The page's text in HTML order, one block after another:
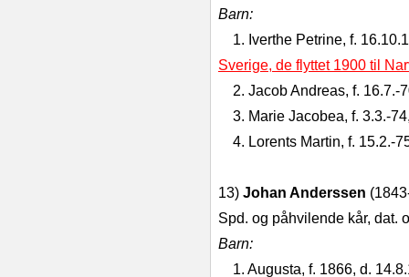
Barn:
1. Iverthe Petrine, f.
Sverige, de flyttet 1900 til
2. Jacob Andreas, f. 16.7.-
3. Marie Jacobea, f. 3.3.-
4. Lorents Martin, f. 15.2.-
13) Johan Anderssen
Spd. og påhvilende kår, dat.
Barn:
1. Augusta, f. 1866, d.